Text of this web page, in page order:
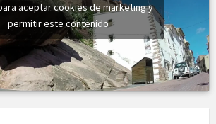
aceptar cookies de marketing y
permitir este contenido